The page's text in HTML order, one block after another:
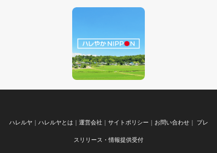
ハレルヤ ｜ ハレルヤとは ｜ 運営会社 ｜ サイトポリシー ｜ お問い合わせ｜ プレ
スリリース・情報提供受付